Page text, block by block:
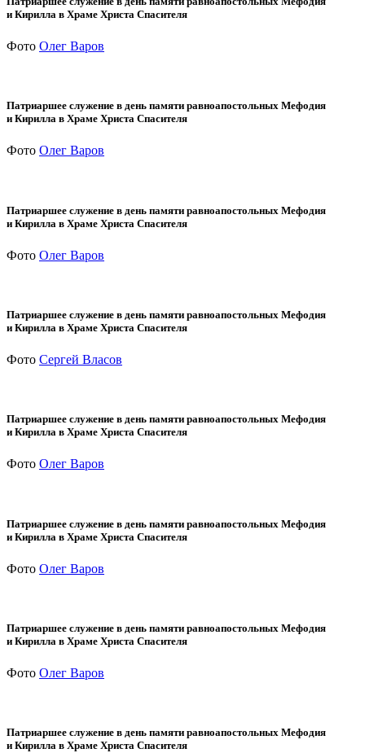
и Кирилла в Храме Христа Спасителя
Фото Олег Варов
Патриаршее служение в день памяти равноапостольных Мефодия
и Кирилла в Храме Христа Спасителя
Фото Олег Варов
Патриаршее служение в день памяти равноапостольных Мефодия
и Кирилла в Храме Христа Спасителя
Фото Олег Варов
Патриаршее служение в день памяти равноапостольных Мефодия
и Кирилла в Храме Христа Спасителя
Фото Сергей Власов
Патриаршее служение в день памяти равноапостольных Мефодия
и Кирилла в Храме Христа Спасителя
Фото Олег Варов
Патриаршее служение в день памяти равноапостольных Мефодия
и Кирилла в Храме Христа Спасителя
Фото Олег Варов
Патриаршее служение в день памяти равноапостольных Мефодия
и Кирилла в Храме Христа Спасителя
Фото Олег Варов
Патриаршее служение в день памяти равноапостольных Мефодия
и Кирилла в Храме Христа Спасителя